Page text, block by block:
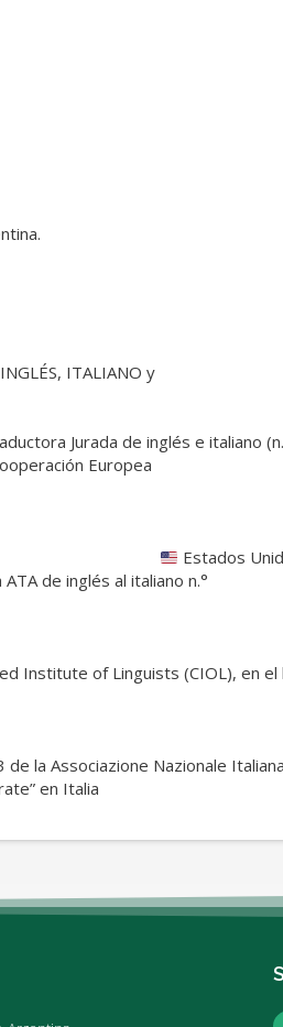
ITALIANO y
Jurada de inglés e italiano
Europea
Estados
de inglés al italiano n.°
Institute of Linguists (CIOL), en
de la Associazione Nazionale
en Italia